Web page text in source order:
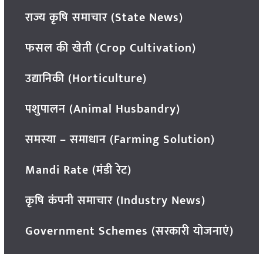
राज्य कृषि समाचार (State News)
फसल की खेती (Crop Cultivation)
उद्यानिकी (Horticulture)
पशुपालन (Animal Husbandry)
समस्या – समाधान (Farming Solution)
Mandi Rate (मंडी रेट)
कृषि कंपनी समाचार (Industry News)
Government Schemes (सरकारी योजनाएं)